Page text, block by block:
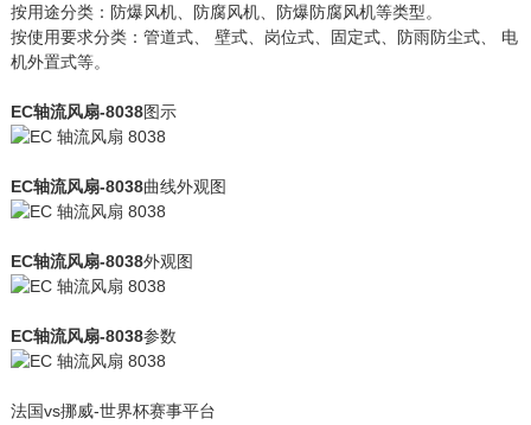
按用途分类：防爆风机、防腐风机、防爆防腐风机等类型。
按使用要求分类：管道式、 壁式、岗位式、固定式、防雨防尘式、 电
机外置式等。
EC轴流风扇-8038图示
EC轴流风扇-8038曲线外观图
EC轴流风扇-8038外观图
EC轴流风扇-8038参数
法国vs挪威-世界杯赛事平台